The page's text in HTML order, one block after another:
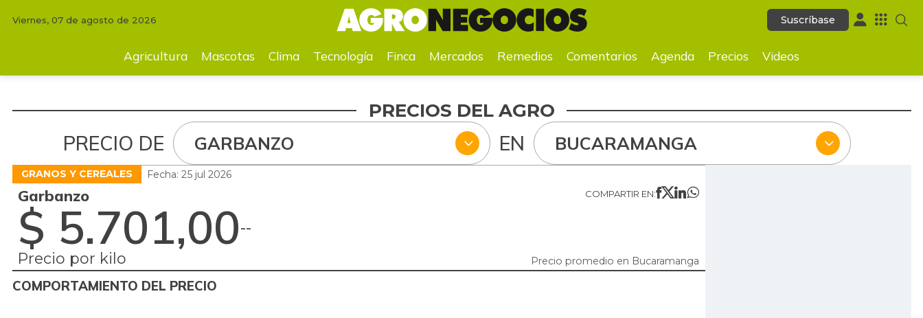
Suscríbase
Mascotas Clima Tecnología Mercados Remedios Comentarios Agenda Precios Videos
Viernes, 07 de agosto de 2026 Suscríbase
Agricultura Mascotas Clima Tecnología Finca Mercados Remedios Comentarios Agenda Precios Videos
PRECIOS DEL AGRO
PRECIO DE GARBANZO EN BUCARAMANGA
GRANOS Y CEREALES Fecha: 25 jul 2026
Garbanzo
$ 5.701,00--
Precio por kilo
COMPARTIR EN:
Precio promedio en Bucaramanga
COMPORTAMIENTO DEL PRECIO